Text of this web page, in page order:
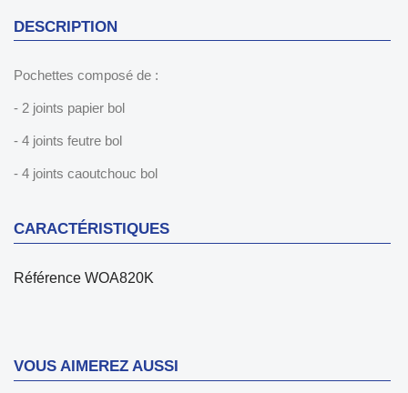
DESCRIPTION
Pochettes composé de :
- 2 joints papier bol
- 4 joints feutre bol
- 4 joints caoutchouc bol
CARACTÉRISTIQUES
Référence WOA820K
VOUS AIMEREZ AUSSI